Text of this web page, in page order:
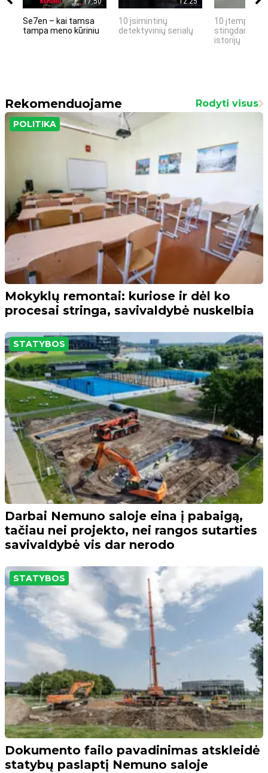
Se7en – kai tamsa
tampa meno kūriniu
10 įsimintinų
detektyvinių serialų
10 įtemptų,
stingdančių
istorijų
Rekomenduojame Rodyti visus
POLITIKA
Mokyklų remontai: kuriose ir dėl ko
procesai stringa, savivaldybė nuskelbia
STATYBOS
Darbai Nemuno saloje eina į pabaigą,
tačiau nei projekto, nei rangos sutarties
savivaldybė vis dar nerodo
STATYBOS
Dokumento failo pavadinimas atskleidė
statybų paslaptį Nemuno saloje